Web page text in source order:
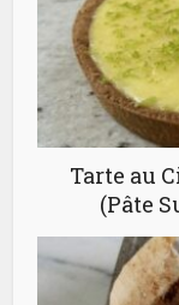
Tarte au
(Pâte